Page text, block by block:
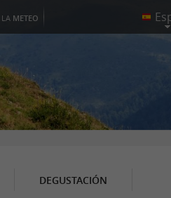
LA METEO
DEGUSTACIÓN